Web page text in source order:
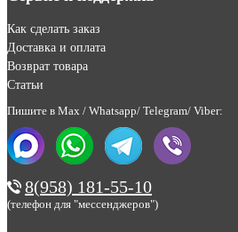
Как сделать заказ
Доставка и оплата
Возврат товара
Статьи
Пишите в Max / Whatsapp/ Telegram/ Viber:
8(958) 181-55-10
(телефон для "мессенджеров")